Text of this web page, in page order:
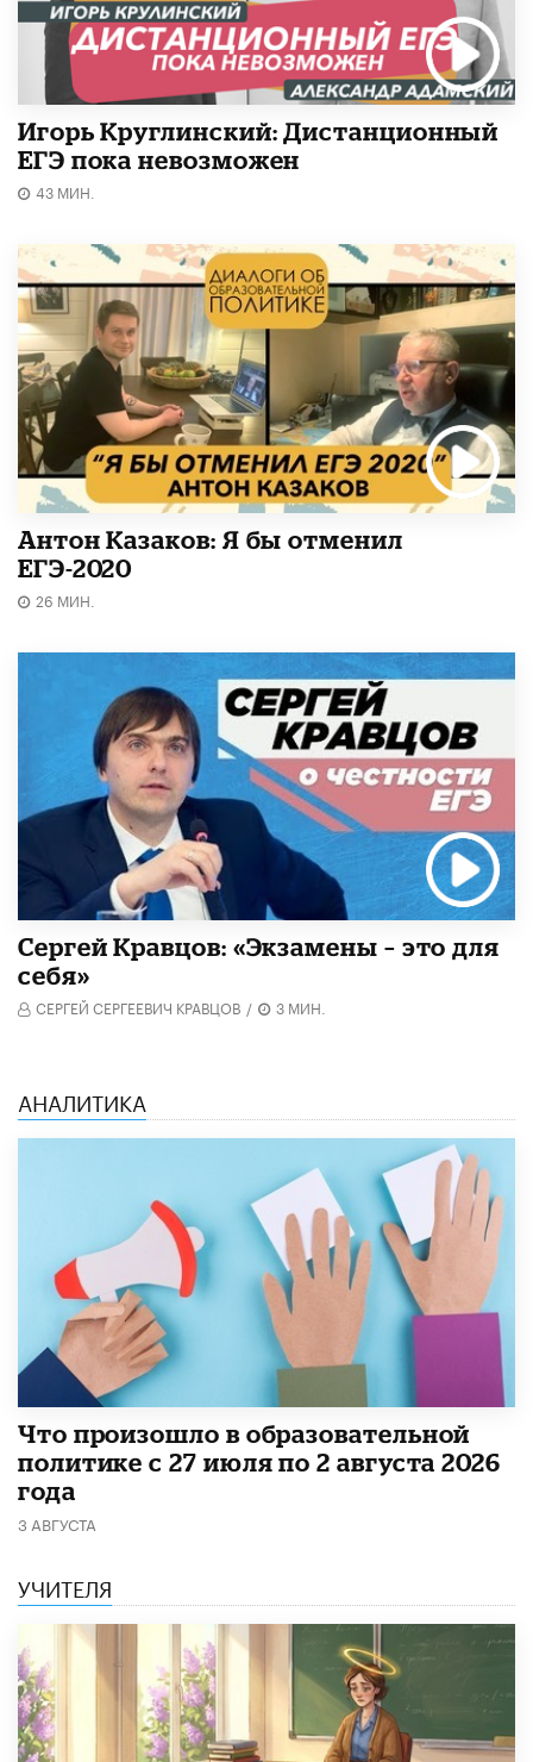
Игорь Круглинский: Дистанционный
ЕГЭ пока невозможен
43 МИН.
Антон Казаков: Я бы отменил
ЕГЭ-2020
26 МИН.
Сергей Кравцов: «Экзамены – это для
себя»
СЕРГЕЙ СЕРГЕЕВИЧ КРАВЦОВ / 3 МИН.
АНАЛИТИКА
​Что произошло в образовательной
политике с 27 июля по 2 августа 2026
года
3 АВГУСТА
УЧИТЕЛЯ